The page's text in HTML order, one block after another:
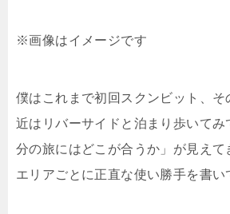
※画像はイメージです
僕はこれまで初回スクンビット、そ
近はリバーサイドと泊まり歩いてみ
分の旅にはどこが合うか」が見えて
エリアごとに正直な使い勝手を書い